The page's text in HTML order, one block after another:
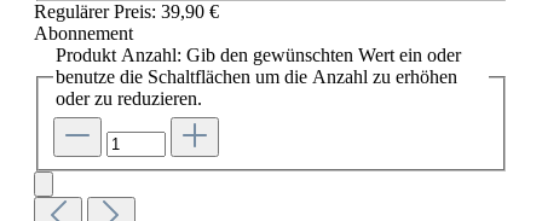
Regulärer Preis: 39,90 €
Abonnement
Produkt Anzahl: Gib den gewünschten Wert ein oder
benutze die Schaltflächen um die Anzahl zu erhöhen
oder zu reduzieren.